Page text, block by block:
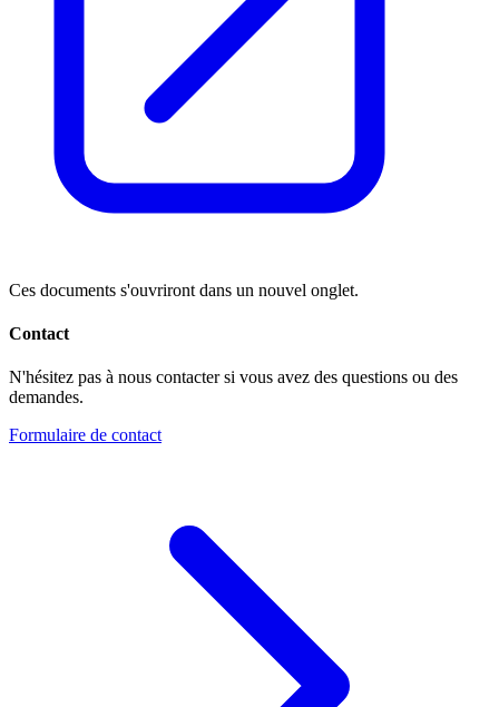
Ces documents s'ouvriront dans un nouvel onglet.
Contact
N'hésitez pas à nous contacter si vous avez des questions ou des
demandes.
Formulaire de contact